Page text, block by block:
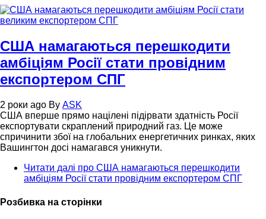
США намагаються перешкодити
амбіціям Росії стати провідним
експортером СПГ
2 роки ago By ASK
США вперше прямо націлені підірвати здатність Росії
експортувати скраплений природний газ. Це може
спричинити збої на глобальних енергетичних ринках, яких
Вашингтон досі намагався уникнути.
Читати далі про США намагаються перешкодити
амбіціям Росії стати провідним експортером СПГ
Розбивка на сторінки